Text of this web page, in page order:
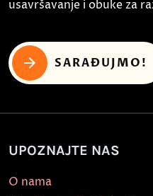
usavršavanje i obuke za
SARAĐUJMO!
UPOZNAJTE NAS
O nama